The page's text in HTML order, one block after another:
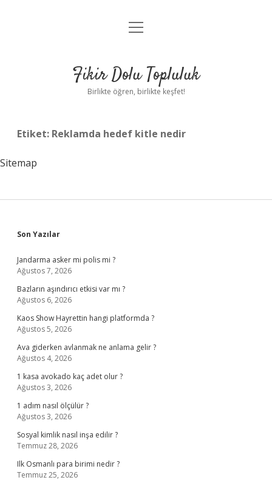
Anasayfa
Yasal Uyarı
menüyü
Fikir Dolu Topluluk
Birlikte öğren, birlikte keşfet!
Etiket: Reklamda hedef kitle nedir
Sitemap
Sidebar
Son Yazılar
Jandarma asker mi polis mi ?
Ağustos 7, 2026
Bazların aşındırıcı etkisi var mı ?
Ağustos 6, 2026
Kaos Show Hayrettin hangi platformda ?
Ağustos 5, 2026
Ava giderken avlanmak ne anlama gelir ?
Ağustos 4, 2026
1 kasa avokado kaç adet olur ?
Ağustos 3, 2026
1 adım nasıl ölçülür ?
Ağustos 3, 2026
Sosyal kimlik nasıl inşa edilir ?
Temmuz 28, 2026
Ilk Osmanlı para birimi nedir ?
Temmuz 25, 2026